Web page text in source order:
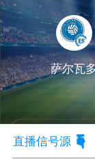
萨尔瓦
直播信号源